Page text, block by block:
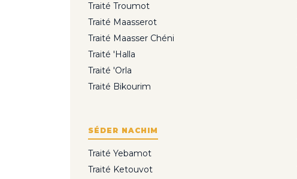
Traité Troumot
Traité Maasserot
Traité Maasser Chéni
Traité 'Halla
Traité 'Orla
Traité Bikourim
SÉDER NACHIM
Traité Yebamot
Traité Ketouvot